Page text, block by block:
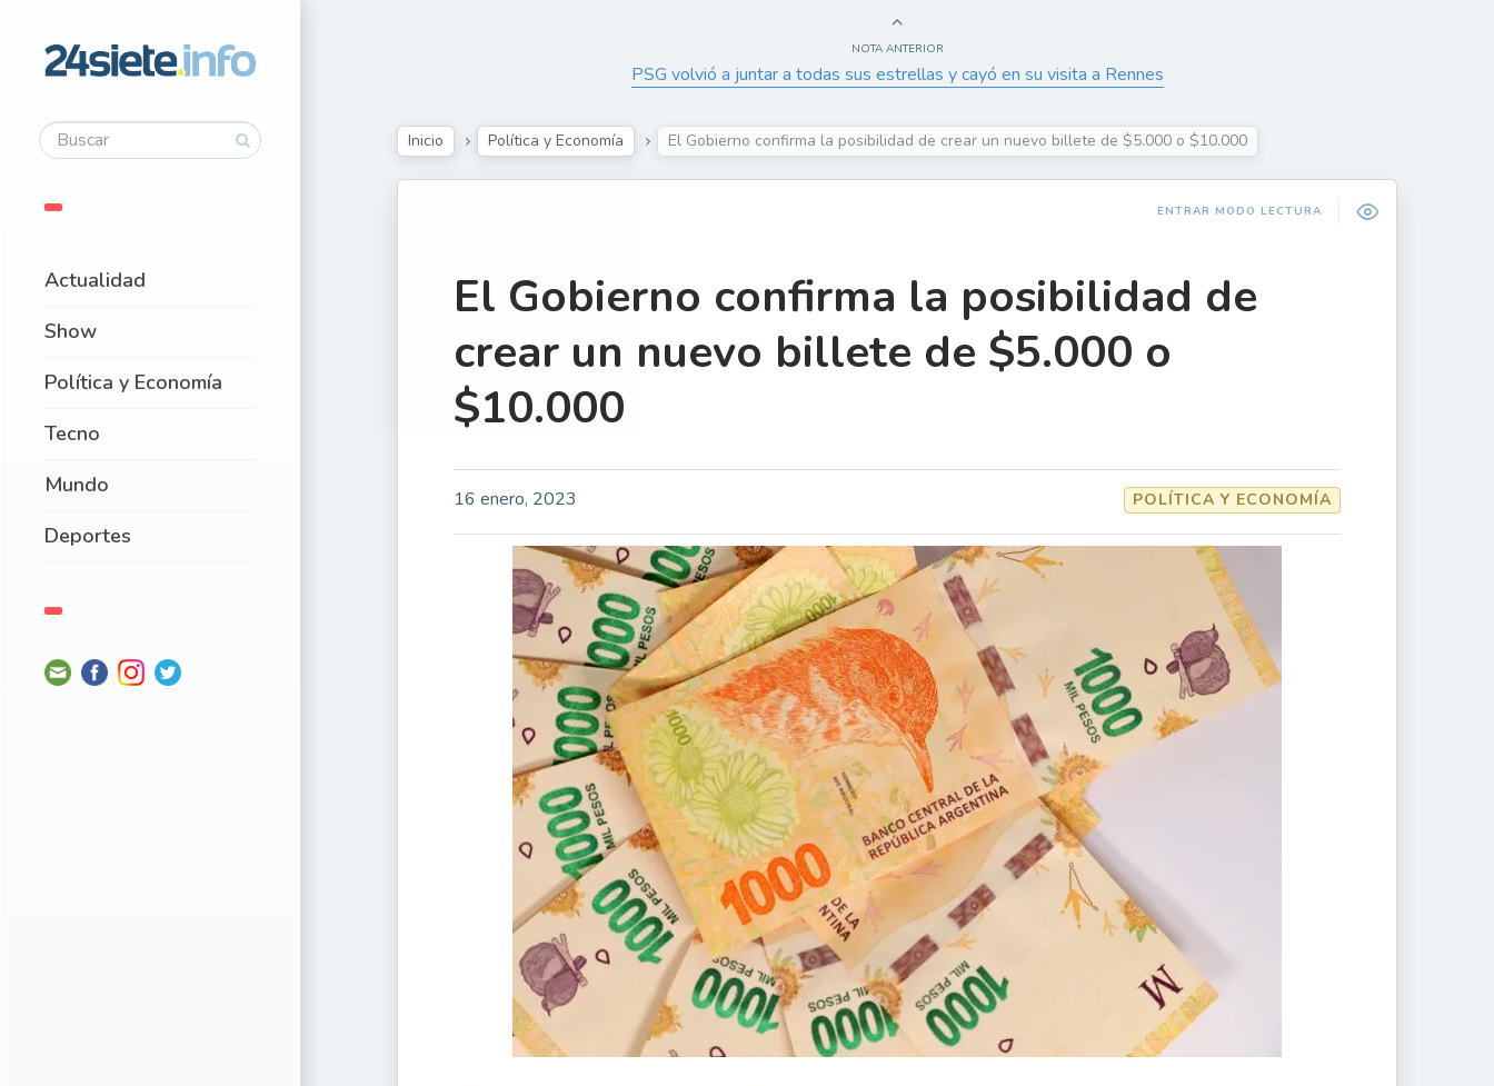
Actualidad
Show
Política y Economía
Tecno
Mundo
Deportes
NOTA ANTERIOR
PSG volvió a juntar a todas sus estrellas y cayó en su visita a Rennes
Inicio Política y Economía El Gobierno confirma la posibilidad de crear un nuevo billete de $5.000 o $10.000
ENTRAR MODO LECTURA
El Gobierno confirma la posibilidad de
crear un nuevo billete de $5.000 o
$10.000
16 enero, 2023 POLÍTICA Y ECONOMÍA